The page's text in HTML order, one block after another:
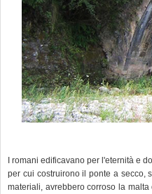
I romani edificavano per l'eternità e
per cui costruirono il ponte a secco,
materiali, avrebbero corroso la